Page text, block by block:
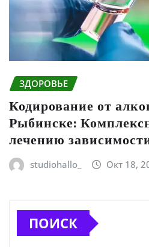
ЗДОРОВЬЕ
Кодирование от
Рыбинске:
лечению
studiohallo_ Окт 18,
ПОИСК